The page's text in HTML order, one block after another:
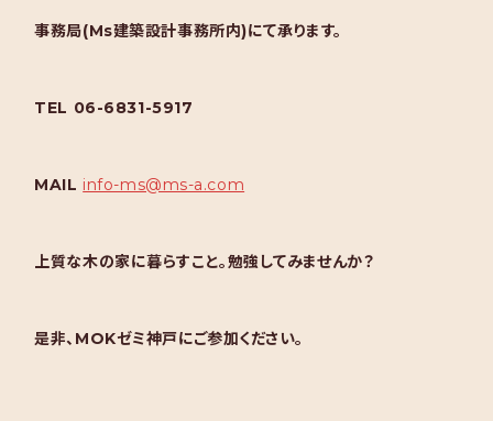
事務局(Ms建築設計事務所内)にて承ります。
TEL 06-6831-5917
MAIL info-ms@ms-a.com
上質な木の家に暮らすこと。勉強してみませんか？
是非、MOKゼミ神戸にご参加ください。